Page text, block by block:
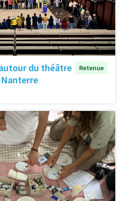
du théâtre
Retenue